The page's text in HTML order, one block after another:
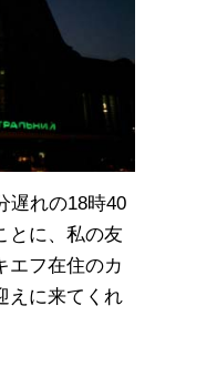
遅れの18時40
とに、私の友
エフ在住のカ
えに来てくれ